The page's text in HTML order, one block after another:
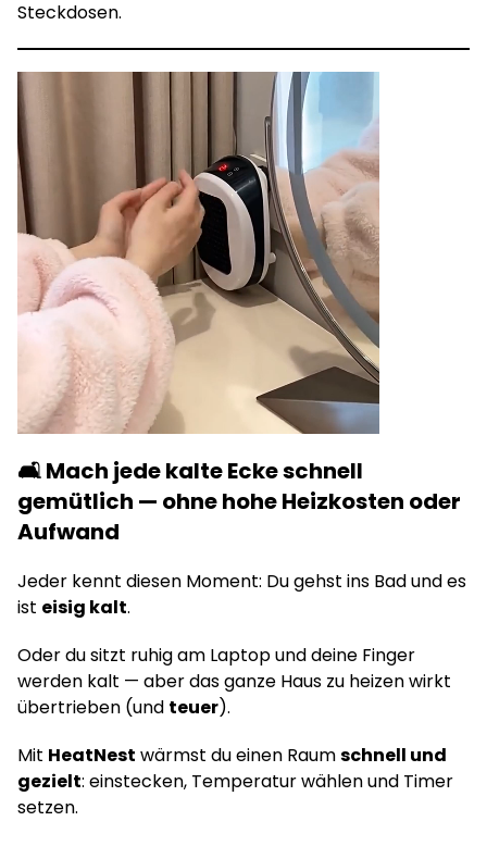
Steckdosen.
🛋️ Mach jede kalte Ecke schnell
gemütlich — ohne hohe Heizkosten oder
Aufwand
Jeder kennt diesen Moment: Du gehst ins Bad und es
ist eisig kalt.
Oder du sitzt ruhig am Laptop und deine Finger
werden kalt — aber das ganze Haus zu heizen wirkt
übertrieben (und teuer).
Mit HeatNest wärmst du einen Raumschnell und
gezielt: einstecken, Temperatur wählen und Timer
setzen.